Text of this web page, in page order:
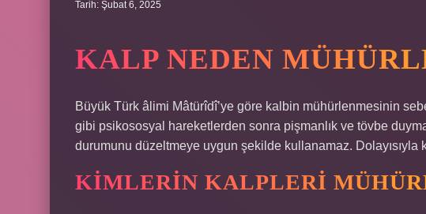
Tarih: Şubat 6, 2025
KALP NEDEN
Büyük Türk âlimi Mâtürîdî’ye göre kalbin mühürlenmesinin
gibi psikososyal hareketlerden sonra pişmanlık ve tövbe
durumunu düzeltmeye uygun şekilde kullanamaz. Dolayısıyla
KIMLERIN KALPLERI